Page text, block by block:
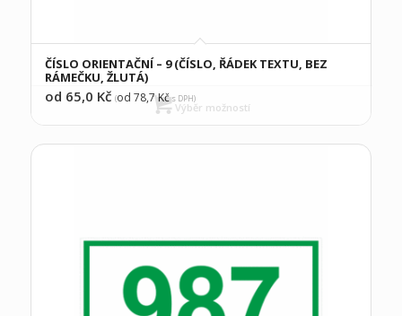
ČÍSLO ORIENTAČNÍ – 9 (ČÍSLO, ŘÁDEK TEXTU, BEZ
RÁMEČKU, ŽLUTÁ)
od 65,0 Kč (od 78,7Kčs DPH)
Výběr možností